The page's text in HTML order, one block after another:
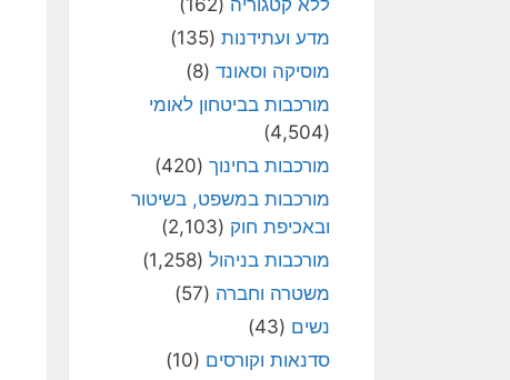
ללא קטגוריה (162)
מדע ועתידנות (135)
מוסיקה וסאונד (8)
מורכבות בביטחון לאומי
(4,504)
מורכבות בחינוך (420)
מורכבות במשפט, בשיטור
ובאכיפת חוק (2,103)
מורכבות בניהול (1,258)
משטרה וחברה (57)
נשים (43)
סדנאות וקורסים (10)